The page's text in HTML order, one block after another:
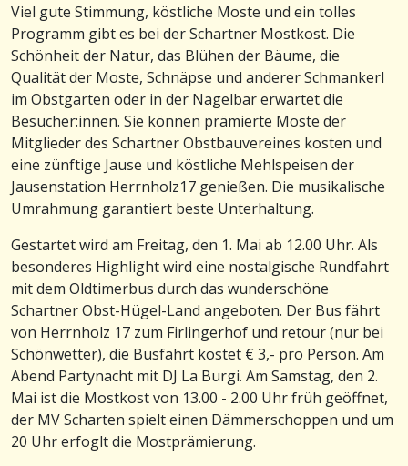
Viel gute Stimmung, köstliche Moste und ein tolles
Programm gibt es bei der Schartner Mostkost. Die
Schönheit der Natur, das Blühen der Bäume, die
Qualität der Moste, Schnäpse und anderer Schmankerl
im Obstgarten oder in der Nagelbar erwartet die
Besucher:innen. Sie können prämierte Moste der
Mitglieder des Schartner Obstbauvereines kosten und
eine zünftige Jause und köstliche Mehlspeisen der
Jausenstation Herrnholz17 genießen. Die musikalische
Umrahmung garantiert beste Unterhaltung.
Gestartet wird am Freitag, den 1. Mai ab 12.00 Uhr. Als
besonderes Highlight wird eine nostalgische Rundfahrt
mit dem Oldtimerbus durch das wunderschöne
Schartner Obst-Hügel-Land angeboten. Der Bus fährt
von Herrnholz 17 zum Firlingerhof und retour (nur bei
Schönwetter), die Busfahrt kostet € 3,- pro Person. Am
Abend Partynacht mit DJ La Burgi. Am Samstag, den 2.
Mai ist die Mostkost von 13.00 - 2.00 Uhr früh geöffnet,
der MV Scharten spielt einen Dämmerschoppen und um
20 Uhr erfoglt die Mostprämierung.